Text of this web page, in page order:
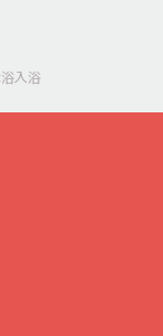
浴入浴